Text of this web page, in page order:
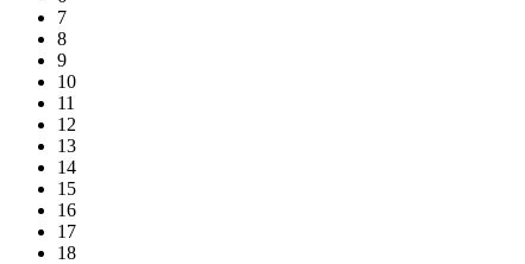
7
8
9
10
11
12
13
14
15
16
17
18